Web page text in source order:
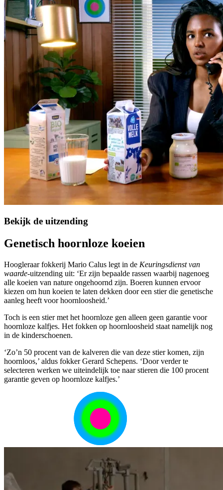
Bekijk de uitzending
Genetisch hoornloze koeien
Hoogleraar fokkerij Mario Calus legt in de Keuringsdienst van
waarde-uitzending uit: ‘Er zijn bepaalde rassen waarbij nagenoeg
alle koeien van nature ongehoornd zijn. Boeren kunnen ervoor
kiezen om hun koeien te laten dekken door een stier die genetische
aanleg heeft voor hoornloosheid.’
Toch is een stier met het hoornloze gen alleen geen garantie voor
hoornloze kalfjes. Het fokken op hoornloosheid staat namelijk nog
in de kinderschoenen.
‘Zo’n 50 procent van de kalveren die van deze stier komen, zijn
hoornloos,’ aldus fokker Gerard Schepens. ‘Door verder te
selecteren werken we uiteindelijk toe naar stieren die 100 procent
garantie geven op hoornloze kalfjes.’